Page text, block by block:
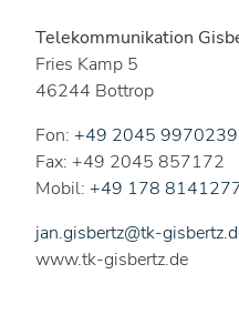
Telekommunikation
Fries Kamp 5
46244 Bottrop
Fon: +49 2045 9970239
Fax: +49 2045 857172
Mobil: +49 178
jan.gisbertz@tk-
www.tk-gisbertz.de